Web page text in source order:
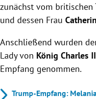
zunächst vom
und dessen Frau
Anschließend wurden
Lady von König Charles
Empfang genommen.
Trump-Empfang: